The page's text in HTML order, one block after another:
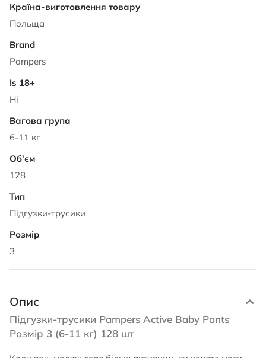
Характеристики
Польща
Pampers
Ні
6-11 кг
128
Підгузки-трусики
3
Опис
Підгузки-трусики Pampers Active Baby Pants
Розмір 3 (6-11 кг) 128 шт